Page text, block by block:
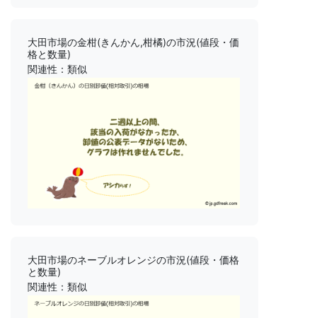
大田市場の金柑(きんかん,柑橘)の市況(値段・価
格と数量)
関連性：類似
大田市場のネーブルオレンジの市況(値段・価格
と数量)
関連性：類似